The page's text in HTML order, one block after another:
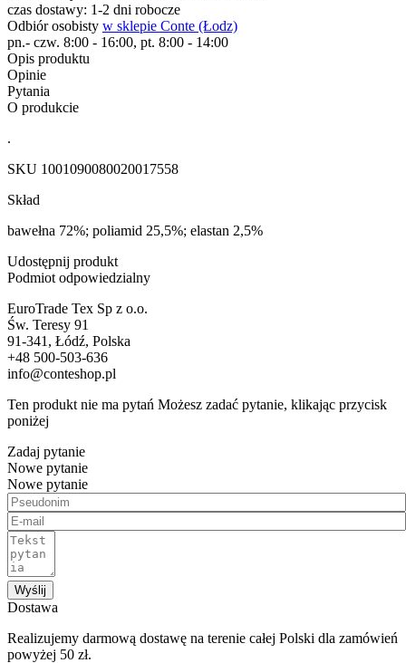
czas dostawy: 1-2 dni robocze
Odbiór osobisty w sklepie Conte (Łodz)
pn.- czw. 8:00 - 16:00, pt. 8:00 - 14:00
Opis produktu
Opinie
Pytania
O produkcie
.
SKU 1001090080020017558
Skład
bawełna 72%; poliamid 25,5%; elastan 2,5%
Udostępnij produkt
Podmiot odpowiedzialny
EuroTrade Tex Sp z o.o.
Św. Teresy 91
91-341, Łódź, Polska
+48 500-503-636
info@conteshop.pl
Ten produkt nie ma pytań Możesz zadać pytanie, klikając przycisk
poniżej
Zadaj pytanie
Nowe pytanie
Nowe pytanie
Wyślij
Dostawa
Realizujemy darmową dostawę na terenie całej Polski dla zamówień
powyżej 50 zł.